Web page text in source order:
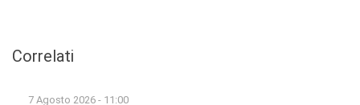
Correlati
7 Agosto 2026 - 11:00